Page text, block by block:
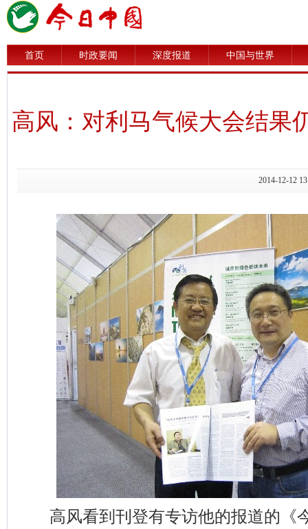
首页 时政要闻 深度报道 中国与世界
高风：对利马气候大会结果
2014-12-12
高风看到刊登有专访他的报道的《